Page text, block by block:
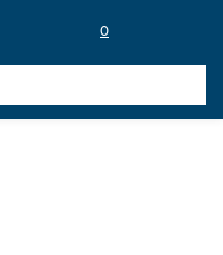
0